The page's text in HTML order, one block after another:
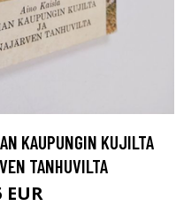
KAUPUNGIN KUJILTA
TANHUVILTA
EUR